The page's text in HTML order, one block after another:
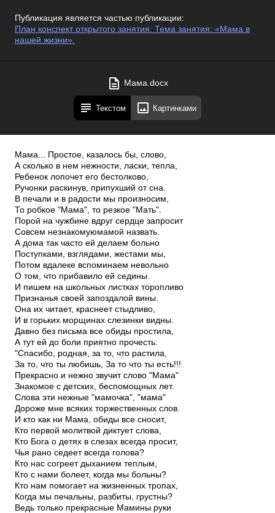
Публикация является частью публикации:
План конспект открытого занятия. Тема занятия: «Мама в
нашей жизни».
Мама.docx
Текстом Картинками
Мама... Простое, казалось бы, слово,
А сколько в нем нежности, ласки, тепла,
Ребенок лопочет его бестолково,
Ручонки раскинув, припухший от сна.
В печали и в радости мы произносим,
То робкое "Мама", то резкое "Мать".
Порой на чужбине вдруг сердце запросит
Совсем незнакомую­мамой назвать.
А дома так часто ей делаем больно
Поступками, взглядами, жестами мы,
Потом вдалеке вспоминаем невольно
О том, что прибавило ей седины.
И пишем на школьных листках торопливо
Признанья своей запоздалой вины.
Она их читает, краснеет стыдливо,
И в горьких морщинах слезинки видны.
Давно без письма все обиды простила,
А тут ей до боли приятно прочесть:
"Спасибо, родная, за то, что растила,
За то, что ты любишь, За то что ты есть!!!
Прекрасно и нежно звучит слово "Мама"
Знакомое с детских, беспомощных лет.
Слова эти нежные "мамочка", "мама"
Дороже мне всяких торжественных слов.
И кто как ни Мама, обиды все сносит,
Кто первой молитвой диктует слова,
Кто Бога о детях в слезах всегда просит,
Чья рано седеет всегда голова?
Кто нас согреет дыханием теплым,
Кто с нами болеет, когда мы больны?
Кто нам помогает на жизненных тропах,
Когда мы печальны, разбиты, грустны?
Ведь только прекрасные Мамины руки